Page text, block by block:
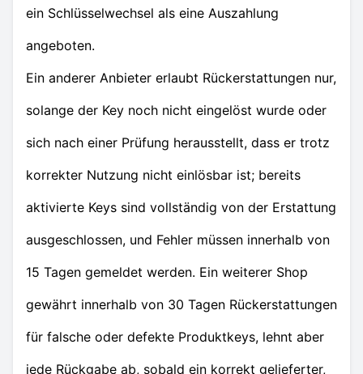
ein Schlüsselwechsel als eine Auszahlung
angeboten.
Ein anderer Anbieter erlaubt Rückerstattungen nur,
solange der Key noch nicht eingelöst wurde oder
sich nach einer Prüfung herausstellt, dass er trotz
korrekter Nutzung nicht einlösbar ist; bereits
aktivierte Keys sind vollständig von der Erstattung
ausgeschlossen, und Fehler müssen innerhalb von
15 Tagen gemeldet werden. Ein weiterer Shop
gewährt innerhalb von 30 Tagen Rückerstattungen
für falsche oder defekte Produktkeys, lehnt aber
jede Rückgabe ab, sobald ein korrekt gelieferter,